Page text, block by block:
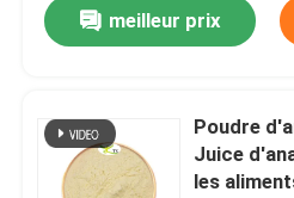
Visite de l'usine
Nous contacter
meilleur prix
Poudre
Juice
les